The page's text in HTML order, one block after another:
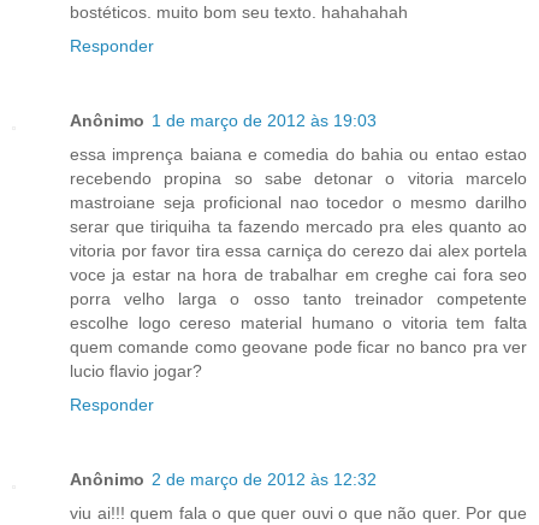
bostéticos. muito bom seu texto. hahahahah
Responder
Anônimo 1 de março de 2012 às 19:03
essa imprença baiana e comedia do bahia ou entao estao
recebendo propina so sabe detonar o vitoria marcelo
mastroiane seja proficional nao tocedor o mesmo darilho
serar que tiriquiha ta fazendo mercado pra eles quanto ao
vitoria por favor tira essa carniça do cerezo dai alex portela
voce ja estar na hora de trabalhar em creghe cai fora seo
porra velho larga o osso tanto treinador competente
escolhe logo cereso material humano o vitoria tem falta
quem comande como geovane pode ficar no banco pra ver
lucio flavio jogar?
Responder
Anônimo 2 de março de 2012 às 12:32
viu ai!!! quem fala o que quer ouvi o que não quer. Por que